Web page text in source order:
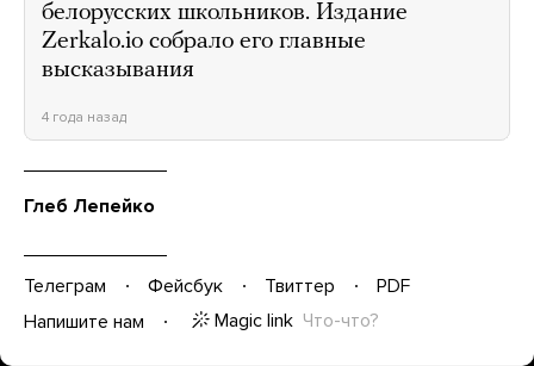
белорусских школьников. Издание
Zerkalo.io собрало его главные
высказывания
4 года назад
Глеб Лепейко
Телеграм Фейсбук Твиттер
PDF
Напишите нам
Magic link Что-что?